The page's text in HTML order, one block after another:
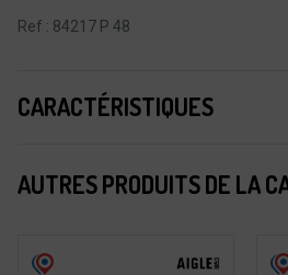
Ref : 84217 P 48
CARACTÉRISTIQUES
AUTRES PRODUITS DE LA